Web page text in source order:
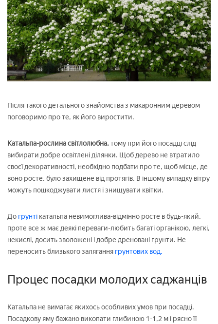
Після такого детального знайомства з макаронним деревом
поговоримо про те, як його виростити.
Катальпа-рослина світлолюбна,тому при його посадці слід
вибирати добре освітлені ділянки. Щоб дерево не втратило
своєї декоративності, необхідно подбати про те, щоб місце, де
воно росте, було захищене від протягів. В іншому випадку вітру
можуть пошкоджувати листя і знищувати квітки.
До грунті катальпа невимоглива-відмінно росте в будь-який,
проте все ж має деякі переваги-любить багаті органікою, легкі,
некислі, досить зволожені і добре дреновані грунти. Не
переносить близького залягання грунтових вод.
Процес посадки молодих саджанців
Катальпа не вимагає якихось особливих умов при посадці.
Посадкову яму бажано викопати глибиною 1-1,2 м і рясно її